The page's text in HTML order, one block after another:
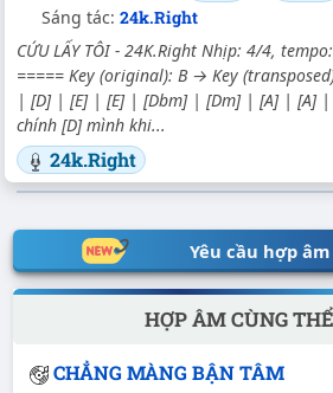
Sáng tác: 24k.Right
CỨU LẤY TÔI - 24K.Right Nhịp: 4/4,
===== Key (original): B → Key
| [D] | [E] | [E] | [Dbm] | [Dm] | [A] | [A] |
chính [D] mình khi...
24k.Right
Yêu cầu hợp
HỢP ÂM CÙNG
CHẲNG MÀNG BẬN TÂM